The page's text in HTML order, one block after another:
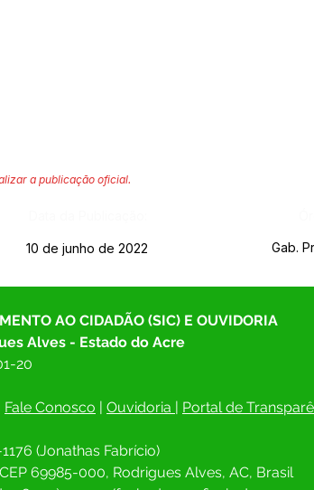
a publicação oficial.
10 de junho de 2022 Gab.
AO CIDADÃO (SIC) E OUVIDORIA
Alves - Estado do Acre
20
Fale Conosco | Ouvidoria | Portal de
(Jonathas Fabrício)
69985-000, Rodrigues Alves, AC, Brasil